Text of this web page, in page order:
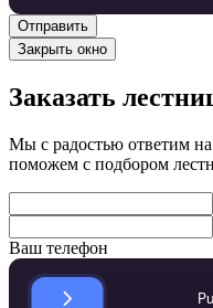
Закрыть окно
Заказать
Мы с радостью ответим
поможем с подбором
Ваш телефон